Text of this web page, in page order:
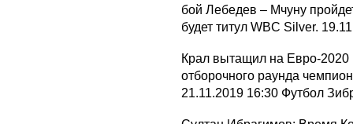
бой Лебедев – Мчуну
будет титул WBC Silver.
Крал вытащил на Евро-
отборочного раунда
21.11.2019 16:30 Футбол